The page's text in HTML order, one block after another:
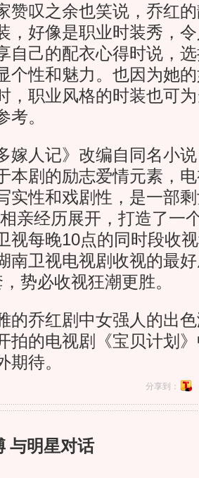
赞叹之余也笑说，乔红
，好像是职业时装秀，
自己的配衣心得时说，
个性和魅力。也因为她
，职业风格的时装也可
考。
人记》改编自同名小说
本剧的励志爱情元素，
实性和戏剧性，是一部
亲经历展开，打造了一
视每晚10点的同时段收
南卫视电视剧收视的最
势必收视狂潮更胜。
乔红剧中女强人的出色
拍的电视剧《宝贝计划
期待。
分享到：
与明星对话